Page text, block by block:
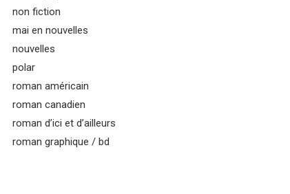
non fiction
mai en nouvelles
nouvelles
polar
roman américain
roman canadien
roman d’ici et d’ailleurs
roman graphique / bd